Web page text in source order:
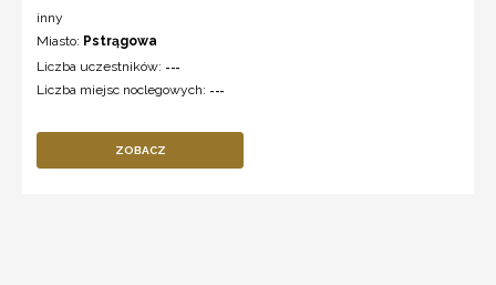
inny
Miasto: Pstrągowa
Liczba uczestników: ---
Liczba miejsc noclegowych: ---
ZOBACZ